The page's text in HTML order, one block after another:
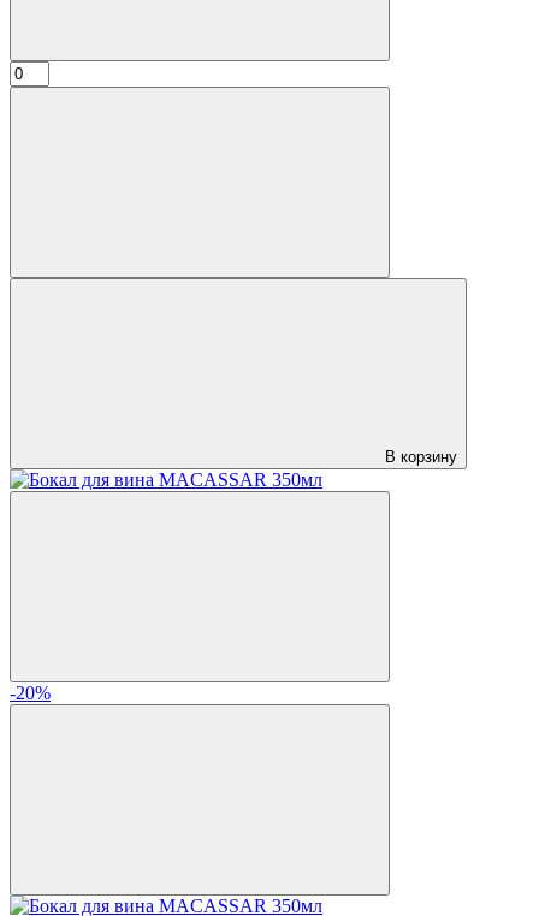
В корзину
-20%